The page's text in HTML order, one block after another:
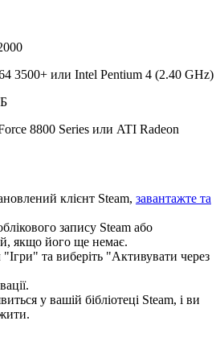
3500+ или Intel Pentium 4 (2.40 GHz)
8800 Series или ATI Radeon
клієнт Steam, завантажте та
запису Steam або
якщо його ще немає.
"Ігри" та виберіть "Активувати через
у вашій бібліотеці Steam, і ви